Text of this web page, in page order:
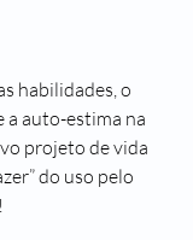
habilidades, o
auto-estima na
projeto de vida
do uso pelo